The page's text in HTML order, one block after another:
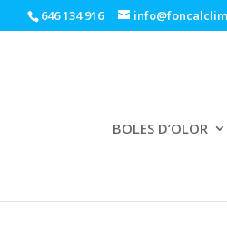
646 134 916
BOLES D’OLOR